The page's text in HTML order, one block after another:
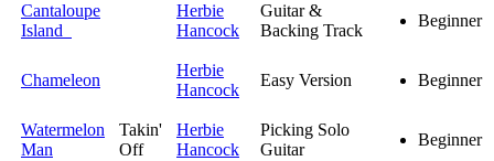
Cantaloupe
Island
Herbie
Hancock
Guitar &
Backing Track
Beginner
Chameleon
Herbie
Hancock
Easy Version Beginner
Watermelon
Man
Takin'
Off
Herbie
Hancock
Picking Solo
Guitar
Beginner